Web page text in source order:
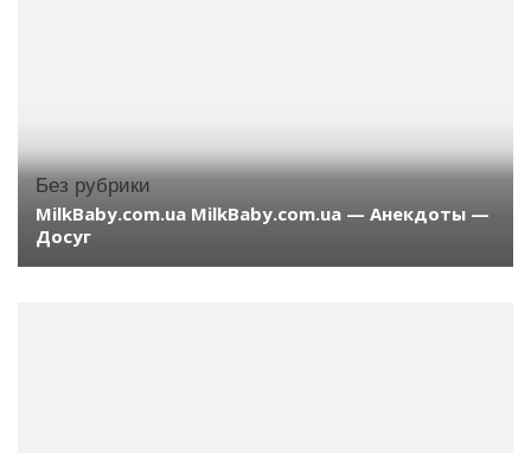
Без рубрики
MilkBaby.com.ua MilkBaby.com.ua — Анекдоты —
Досуг